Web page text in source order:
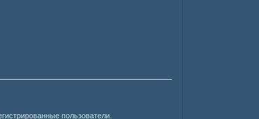
пользователи.